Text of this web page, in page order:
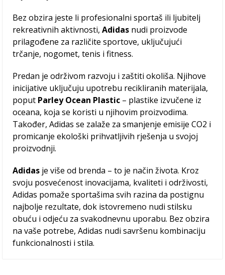
Bez obzira jeste li profesionalni sportaš ili ljubitelj
rekreativnih aktivnosti,Adidas nudi proizvode
prilagođene za različite sportove, uključujući
trčanje, nogomet, tenis i fitness.
Predan je održivom razvoju i zaštiti okoliša. Njihove
inicijative uključuju upotrebu recikliranih materijala,
poput Parley Ocean Plastic – plastike izvučene iz
oceana, koja se koristi u njihovim proizvodima.
Također, Adidas se zalaže za smanjenje emisije CO2 i
promicanje ekološki prihvatljivih rješenja u svojoj
proizvodnji.
Adidas je više od brenda – to je način života. Kroz
svoju posvećenost inovacijama, kvaliteti i održivosti,
Adidas pomaže sportašima svih razina da postignu
najbolje rezultate, dok istovremeno nudi stilsku
obuću i odjeću za svakodnevnu uporabu. Bez obzira
na vaše potrebe, Adidas nudi savršenu kombinaciju
funkcionalnosti i stila.